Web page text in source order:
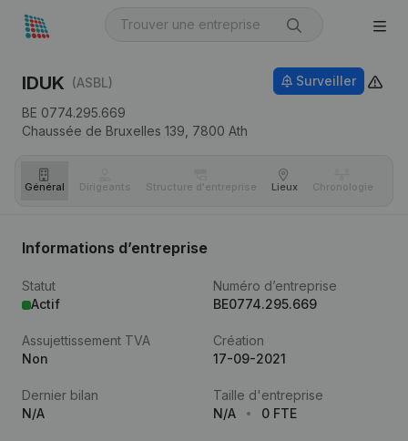
IDUK (ASBL)
BE 0774.295.669
Chaussée de Bruxelles 139, 7800 Ath
Surveiller
Général Dirigeants Structure d'entreprise Lieux Chronologie
Informations d’entreprise
Statut
Actif
Numéro d’entreprise
BE0774.295.669
Assujettissement TVA
Non
Création
17-09-2021
Dernier bilan
N/A
Taille d'entreprise
N/A
0 FTE